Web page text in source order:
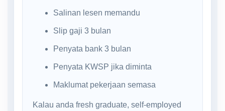
Salinan lesen memandu
Slip gaji 3 bulan
Penyata bank 3 bulan
Penyata KWSP jika diminta
Maklumat pekerjaan semasa
Kalau anda fresh graduate, self-employed